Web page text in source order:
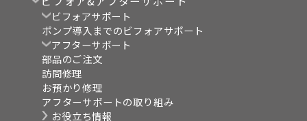
ビフォアサポート
ポンプ導入までのビフォアサポート
アフターサポート
部品のご注文
訪問修理
お預かり修理
アフターサポートの取り組み
お役立ち情報